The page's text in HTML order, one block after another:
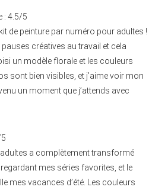
: 4.5/5
de peinture par numéro pour adultes !
créatives au travail et cela
un modèle florale et les couleurs
sont bien visibles, et j’aime voir mon
un moment que j’attends avec
a complètement transformé
mes séries favorites, et le
mes vacances d’été. Les couleurs